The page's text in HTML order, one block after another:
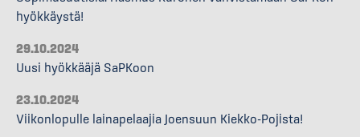
hyökkäystä!
29.10.2024
Uusi hyökkääjä SaPKoon
23.10.2024
Viikonlopulle lainapelaajia Joensuun Kiekko-Pojista!